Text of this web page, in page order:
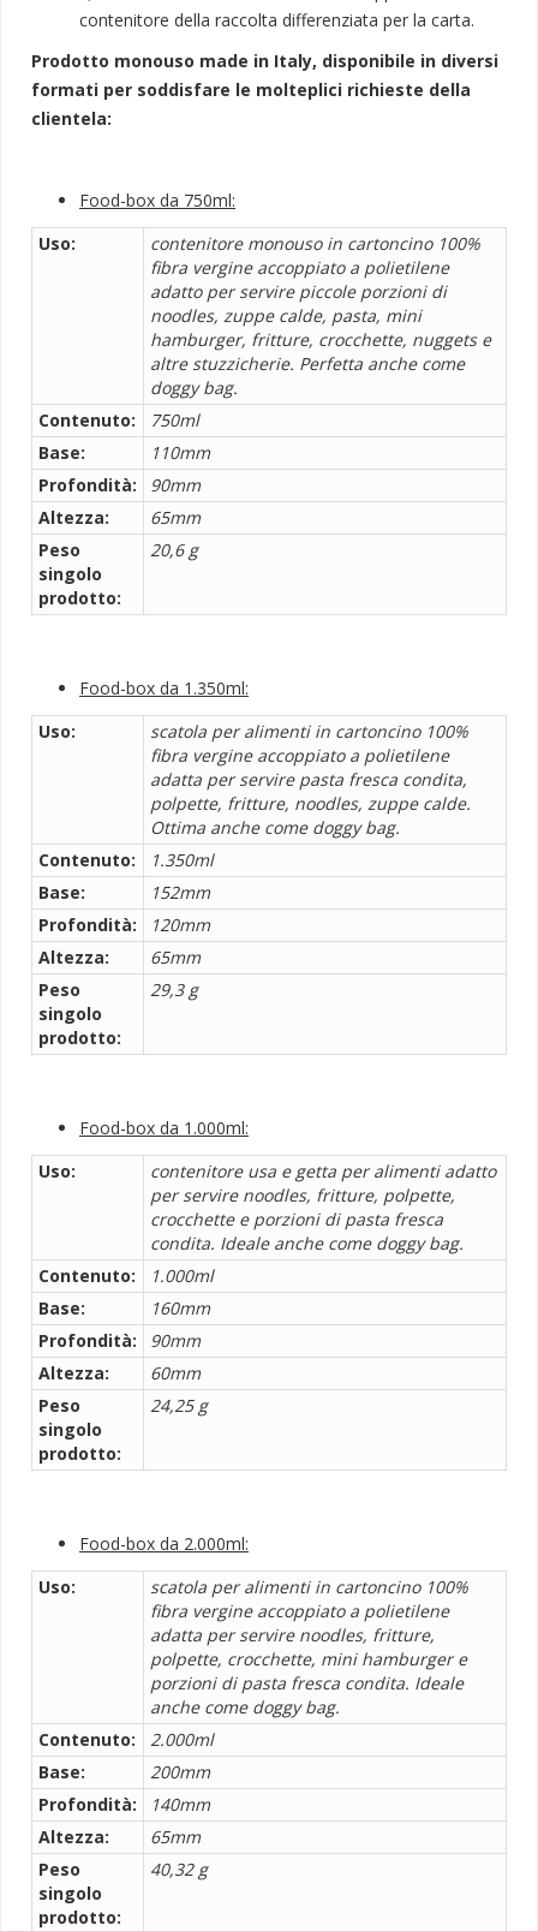
contenitore della raccolta differenziata per la carta.
Prodotto monouso made in Italy, disponibile in diversi
formati per soddisfare le molteplici richieste della
clientela:
Food-box da 750ml:
Uso:
contenitore monouso in cartoncino 100%
fibra vergine accoppiato a polietilene
adatto per servire piccole porzioni di
noodles, zuppe calde, pasta, mini
hamburger, fritture, crocchette, nuggets e
altre stuzzicherie. Perfetta anche come
doggy bag.
Contenuto:
750ml
Base:
110mm
Profondità:
90mm
Altezza:
65mm
Peso
singolo
prodotto:
20,6 g
Food-box da 1.350ml:
Uso:
scatola per alimenti in cartoncino 100%
fibra vergine accoppiato a polietilene
adatta per servire pasta fresca condita,
polpette, fritture, noodles, zuppe calde.
Ottima anche come doggy bag.
Contenuto:
1.350ml
Base:
152mm
Profondità:
120mm
Altezza:
65mm
Peso
singolo
prodotto:
29,3 g
Food-box da 1.000ml:
Uso:
contenitore usa e getta per alimenti adatto
per servire noodles, fritture, polpette,
crocchette e porzioni di pasta fresca
condita. Ideale anche come doggy bag.
Contenuto:
1.000ml
Base:
160mm
Profondità:
90mm
Altezza:
60mm
Peso
singolo
prodotto:
24,25 g
Food-box da 2.000ml:
Uso:
scatola per alimenti in cartoncino 100%
fibra vergine accoppiato a polietilene
adatta per servire noodles, fritture,
polpette, crocchette, mini hamburger e
porzioni di pasta fresca condita. Ideale
anche come doggy bag.
Contenuto:
2.000ml
Base:
200mm
Profondità:
140mm
Altezza:
65mm
Peso
singolo
prodotto:
40,32 g